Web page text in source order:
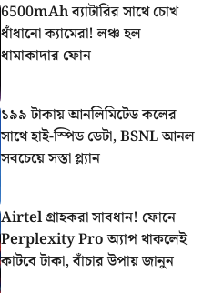
6500mAh ব্যাটারির সাথে চোখ
ধাঁধানো ক্যামেরা! লঞ্চ হল
ধামাকাদার ফোন
১৯৯ টাকায় আনলিমিটেড কলের
সাথে হাই-স্পিড ডেটা, BSNL আনল
সবচেয়ে সস্তা প্ল্যান
Airtel গ্রাহকরা সাবধান! ফোনে
Perplexity Pro অ্যাপ থাকলেই
কাটবে টাকা, বাঁচার উপায় জানুন